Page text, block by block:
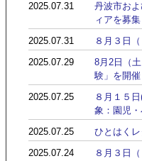
2025.07.31
丹波市お
ィアを募
2025.07.31
８月３日
2025.07.29
8月2日（
験」を開
2025.07.25
８月１５
象：園児
2025.07.25
ひとはく
2025.07.24
８月３日